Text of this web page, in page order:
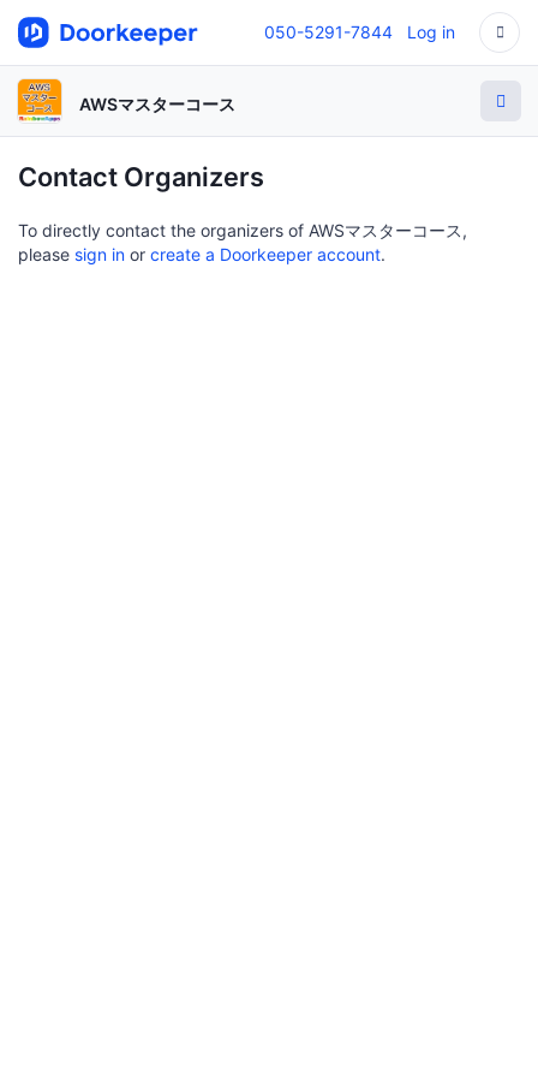
050-5291-7844 Log in
AWSマスターコース
Contact Organizers
To directly contact the organizers of AWSマスターコース,
please sign in or create a Doorkeeper account.